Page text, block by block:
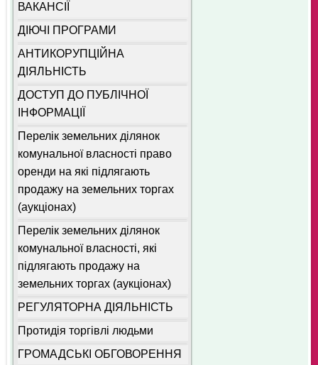
ВАКАНСІЇ
ДІЮЧІ ПРОГРАМИ
АНТИКОРУПЦІЙНА
ДІЯЛЬНІСТЬ
ДОСТУП ДО ПУБЛІЧНОЇ
ІНФОРМАЦІЇ
Перелік земельних ділянок
комунальної власності право
оренди на які підлягають
продажу на земельних торгах
(аукціонах)
Перелік земельних ділянок
комунальної власності, які
підлягають продажу на
земельних торгах (аукціонах)
РЕГУЛЯТОРНА ДІЯЛЬНІСТЬ
Протидія торгівлі людьми
ГРОМАДСЬКІ ОБГОВОРЕННЯ